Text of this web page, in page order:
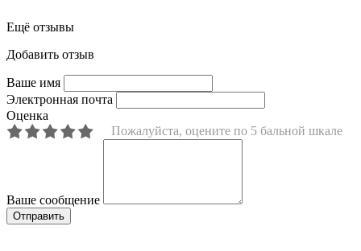
Ещё отзывы
Добавить отзыв
Ваше имя
Электронная почта
Оценка
Пожалуйста, оцените по 5 бальной шкале
Ваше сообщение